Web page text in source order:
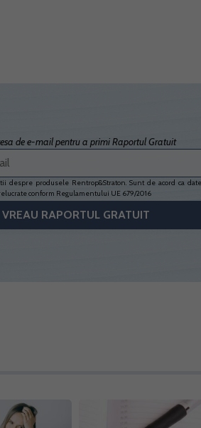
de e-mail pentru a primi Raportul Gratuit
despre produsele Rentrop&Straton. Sunt de acord ca
conform Regulamentului UE 679/2016